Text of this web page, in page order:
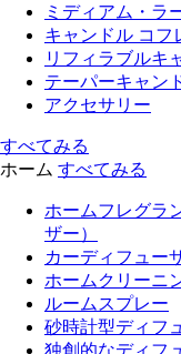
ミディアム・ラ
キャンドル コフ
リフィラブルキ
テーパーキャン
アクセサリー
すべてみる
ホーム すべてみる
ホームフレグラ
ザー）
カーディフュー
ホームクリーニ
ルームスプレー
砂時計型ディフ
独創的なディフ